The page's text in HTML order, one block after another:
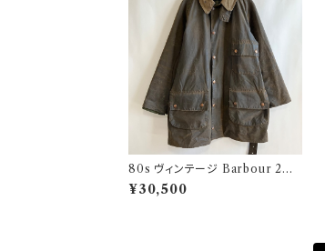
80s ヴィンテージ Barbour 2ワ
ラント ソルウェイジッパー Solway
Zipper オイルドジャケット
¥30,500